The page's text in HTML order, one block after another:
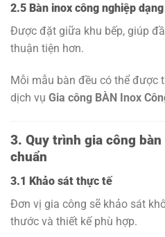
2.5 Bàn inox công nghiệp
Được đặt giữa khu bếp, giúp
thuận tiện hơn.
Mỗi mẫu bàn đều có thể được
dịch vụ Gia công BÀN Inox
3. Quy trình gia công
chuẩn
3.1 Khảo sát thực tế
Đơn vị gia công sẽ khảo sát
thước và thiết kế phù hợp.